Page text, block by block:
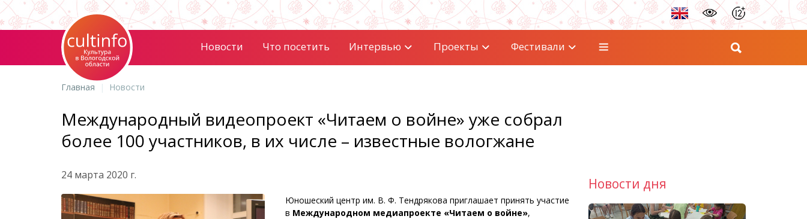
Новости Что посетить Интервью Проекты Фестивали
Главная Новости
Международный видеопроект «Читаем о войне» уже собрал
более 100 участников, в их числе – известные вологжане
24 марта 2020 г.
Юношеский центр им. В. Ф. Тендрякова приглашает принять участие
в Международном медиапроекте «Читаем о войне»,
Новости дня